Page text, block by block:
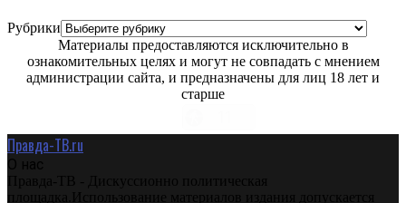
Рубрики
Материалы предоставляются исключительно в
ознакомительных целях и могут не совпадать с мнением
администрации сайта, и предназначены для лиц 18 лет и
старше
Правда-ТВ.ru
О нас
Правда-ТВ - Дискуссионно политическая
площадка.Использование материалов издания допускается